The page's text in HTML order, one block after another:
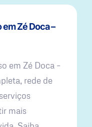
Zé Doca –
em Zé Doca –
rede de
mais